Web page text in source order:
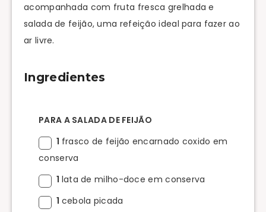
acompanhada com fruta fresca grelhada e
salada de feijão, uma refeição ideal para fazer ao
ar livre.
Ingredientes
PARA A SALADA DE FEIJÃO
1 frasco de feijão encarnado coxido em
conserva
1 lata de milho-doce em conserva
1 cebola picada